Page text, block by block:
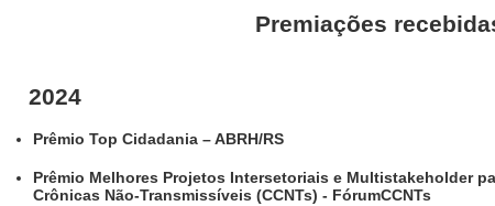
Premiações
Prêmio Top Cidadania – ABRH/RS
Prêmio Melhores Projetos Intersetoriais e Multistakeholder
Crônicas Não-Transmissíveis (CCNTs) - FórumCCNTs